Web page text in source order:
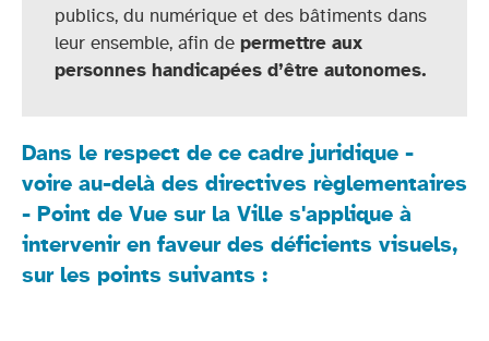
publics, du numérique et des bâtiments dans
leur ensemble, afin de permettre aux
personnes handicapées d’être autonomes.
Dans le respect de ce cadre juridique -
voire au-delà des directives règlementaires
- Point de Vue sur la Ville s'applique à
intervenir en faveur des déficients visuels,
sur les points suivants :